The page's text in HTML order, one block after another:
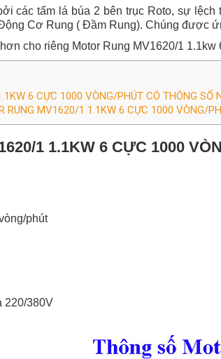
các tấm lá búa 2 bên trục Roto, sự
Cơ Rung ( Đầm Rung). Chúng được
cho riêng Motor Rung MV1620/1
6 CỰC 1000 VÒNG/PHÚT CÓ THÔNG SỐ
RUNG MV1620/1 1.1KW 6 CỰC 1000 VÒNG/
1 1.1KW 6 CỰC 1000
phút
220/380V